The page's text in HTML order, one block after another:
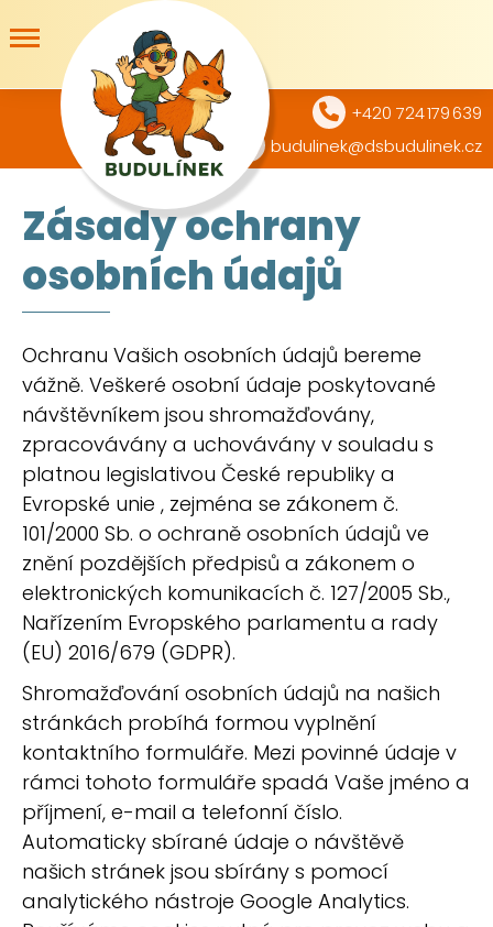
+420 724 179 639
budulinek@dsbudulinek.cz
Zásady ochrany
osobních údajů
Ochranu Vašich osobních údajů bereme
vážně. Veškeré osobní údaje poskytované
návštěvníkem jsou shromažďovány,
zpracovávány a uchovávány v souladu s
platnou legislativou České republiky a
Evropské unie , zejména se zákonem č.
101/2000 Sb. o ochraně osobních údajů ve
znění pozdějších předpisů a zákonem o
elektronických komunikacích č. 127/2005 Sb.,
Nařízením Evropského parlamentu a rady
(EU) 2016/679 (GDPR).
Shromažďování osobních údajů na našich
stránkách probíhá formou vyplnění
kontaktního formuláře. Mezi povinné údaje v
rámci tohoto formuláře spadá Vaše jméno a
příjmení, e-mail a telefonní číslo.
Automaticky sbírané údaje o návštěvě
našich stránek jsou sbírány s pomocí
analytického nástroje Google Analytics.